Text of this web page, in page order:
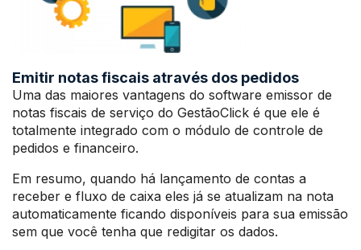
Emitir notas fiscais através dos pedidos
Uma das maiores vantagens do software emissor de
notas fiscais de serviço do GestãoClick é que ele é
totalmente integrado com o módulo de controle de
pedidos e financeiro.
Em resumo, quando há lançamento de contas a
receber e fluxo de caixa eles já se atualizam na nota
automaticamente ficando disponíveis para sua emissão
sem que você tenha que redigitar os dados.